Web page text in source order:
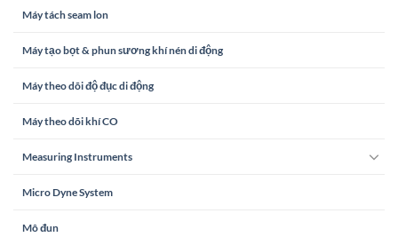
Máy tách seam lon
Máy tạo bọt & phun sương khí nén di động
Máy theo dõi độ đục di động
Máy theo dõi khí CO
Measuring Instruments
Micro Dyne System
Mô đun